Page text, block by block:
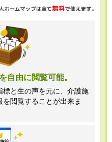
い場合がありま
ご利用状況の統計
を用いております
の取得、利用は
ズネクスト個人情
自由に閲覧可能。
と生の声を元に、介護施
閲覧することが出来ま